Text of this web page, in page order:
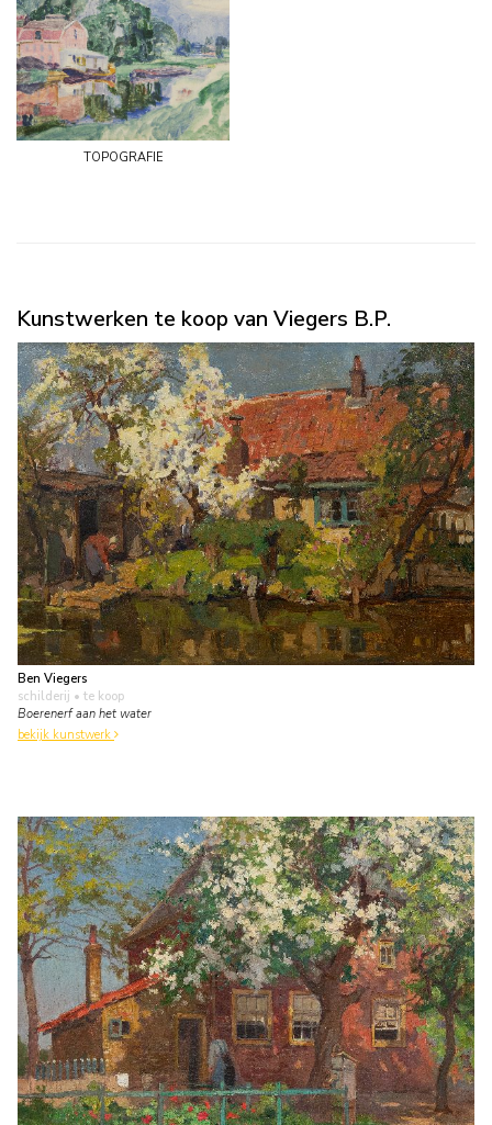
topografie
Kunstwerken te koop van Viegers B.P.
Ben Viegers
schilderij • te koop
Boerenerf aan het water
bekijk kunstwerk